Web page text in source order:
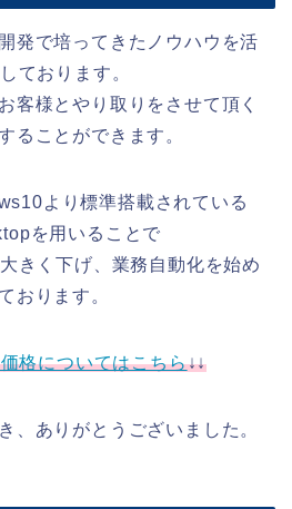
発で培ってきたノウハウを活
ております。
客様とやり取りをさせて頂く
ることができます。
より標準搭載されている
を用いることで
きく下げ、業務自動化を始め
おります。
格についてはこちら↓↓
、ありがとうございました。